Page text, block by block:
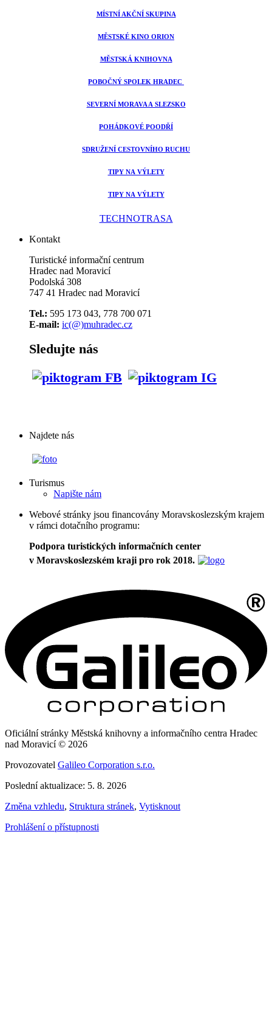
MÍSTNÍ AKČNÍ SKUPINA
MĚSTSKÉ KINO ORION
MĚSTSKÁ KNIHOVNA
POBOČNÝ SPOLEK HRADEC
SEVERNÍ MORAVA A SLEZSKO
POHÁDKOVÉ POODŘÍ
SDRUŽENÍ CESTOVNÍHO RUCHU
TIPY NA VÝLETY
TIPY NA VÝLETY
TECHNOTRASA
Kontakt
Turistické informační centrum
Hradec nad Moravicí
Podolská 308
747 41 Hradec nad Moravicí
Tel.: 595 173 043, 778 700 071
E-mail: ic(@)muhradec.cz
Sledujte nás
Najdete nás
Turismus
Napište nám
Webové stránky jsou financovány Moravskoslezským krajem
v rámci dotačního programu:
Podpora turistických informačních center
v Moravskoslezském kraji pro rok 2018.
Oficiální stránky Městská knihovny a informačního centra Hradec
nad Moravicí © 2026
Provozovatel Galileo Corporation s.r.o.
Poslední aktualizace: 5. 8. 2026
Změna vzhledu, Struktura stránek, Vytisknout
Prohlášení o přístupnosti